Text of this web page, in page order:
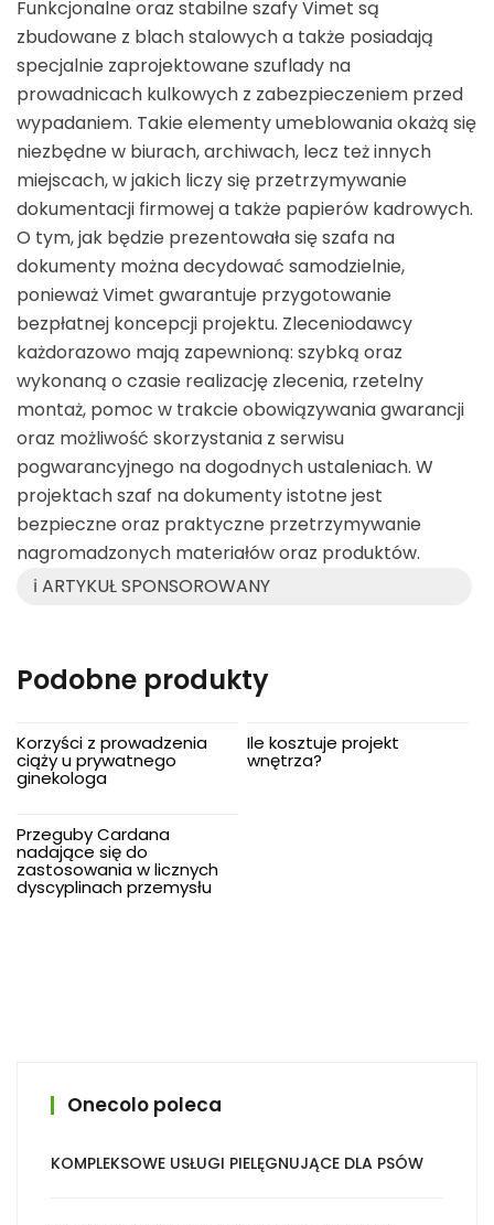
Funkcjonalne oraz stabilne szafy Vimet są
zbudowane z blach stalowych a także posiadają
specjalnie zaprojektowane szuflady na
prowadnicach kulkowych z zabezpieczeniem przed
wypadaniem. Takie elementy umeblowania okażą się
niezbędne w biurach, archiwach, lecz też innych
miejscach, w jakich liczy się przetrzymywanie
dokumentacji firmowej a także papierów kadrowych.
O tym, jak będzie prezentowała się szafa na
dokumenty można decydować samodzielnie,
ponieważ Vimet gwarantuje przygotowanie
bezpłatnej koncepcji projektu. Zleceniodawcy
każdorazowo mają zapewnioną: szybką oraz
wykonaną o czasie realizację zlecenia, rzetelny
montaż, pomoc w trakcie obowiązywania gwarancji
oraz możliwość skorzystania z serwisu
pogwarancyjnego na dogodnych ustaleniach. W
projektach szaf na dokumenty istotne jest
bezpieczne oraz praktyczne przetrzymywanie
nagromadzonych materiałów oraz produktów.
ℹ️ ARTYKUŁ SPONSOROWANY
Podobne produkty
Korzyści z prowadzenia
ciąży u prywatnego
ginekologa
Ile kosztuje projekt
wnętrza?
Przeguby Cardana
nadające się do
zastosowania w licznych
dyscyplinach przemysłu
Onecolo poleca
KOMPLEKSOWE USŁUGI PIELĘGNUJĄCE DLA PSÓW